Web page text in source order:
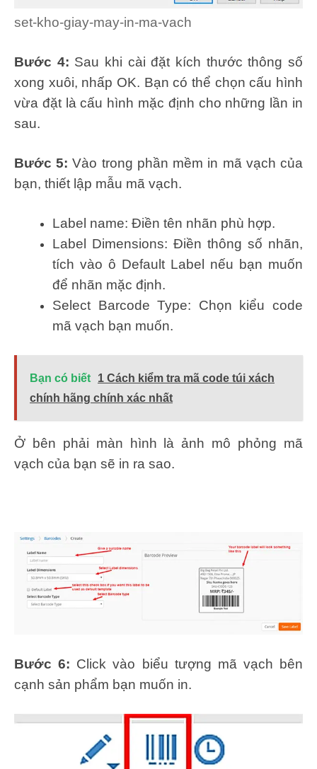
set-kho-giay-may-in-ma-vach
Bước 4: Sau khi cài đặt kích thước thông số
xong xuôi, nhấp OK. Bạn có thể chọn cấu hình
vừa đặt là cấu hình mặc định cho những lần in
sau.
Bước 5: Vào trong phần mềm in mã vạch của
bạn, thiết lập mẫu mã vạch.
Label name: Điền tên nhãn phù hợp.
Label Dimensions: Điền thông số nhãn,
tích vào ô Default Label nếu bạn muốn
để nhãn mặc định.
Select Barcode Type: Chọn kiểu code
mã vạch bạn muốn.
Bạn có biết
1 Cách kiểm tra mã code túi xách
chính hãng chính xác nhất
Ở bên phải màn hình là ảnh mô phỏng mã
vạch của bạn sẽ in ra sao.
Bước 6: Click vào biểu tượng mã vạch bên
cạnh sản phẩm bạn muốn in.